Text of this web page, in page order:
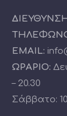
EMAIL:
ΩΡΑΡΙΟ:
– 20.30
Σάββατο: